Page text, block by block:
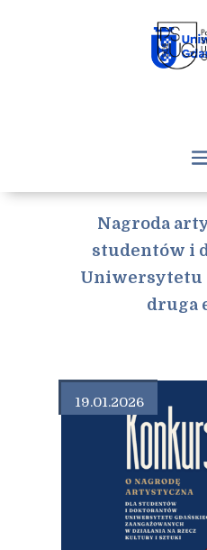
Nagroda
studentów i
Uniwersytetu
druga
19.01.2026